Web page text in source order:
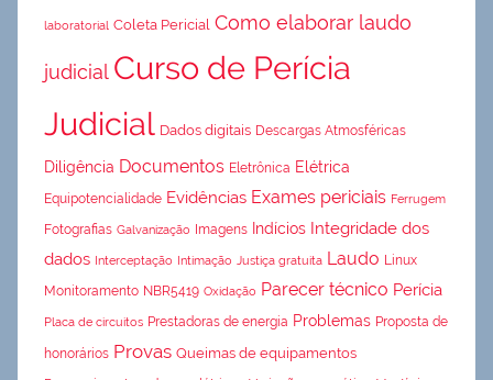
laboratorial Coleta Pericial Como elaborar laudo
judicial Curso de Perícia
Judicial Dados digitais Descargas Atmosféricas
Diligência Documentos Eletrônica Elétrica
Equipotencialidade Evidências Exames periciais Ferrugem
Fotografias Galvanização Imagens Indícios Integridade dos
dados Interceptação Intimação Justiça gratuita Laudo Linux
Monitoramento NBR5419 Oxidação Parecer técnico Perícia
Placa de circuitos Prestadoras de energia Problemas Proposta de
honorários Provas Queimas de equipamentos